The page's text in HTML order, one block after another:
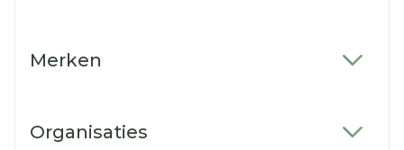
Merken
Organisaties